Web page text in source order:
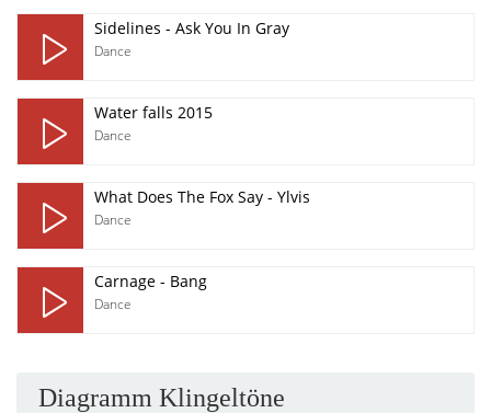
Sidelines - Ask You In Gray
Dance
Water falls 2015
Dance
What Does The Fox Say - Ylvis
Dance
Carnage - Bang
Dance
Diagramm Klingeltöne